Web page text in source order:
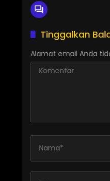
Tinggalkan
Alamat email Anda